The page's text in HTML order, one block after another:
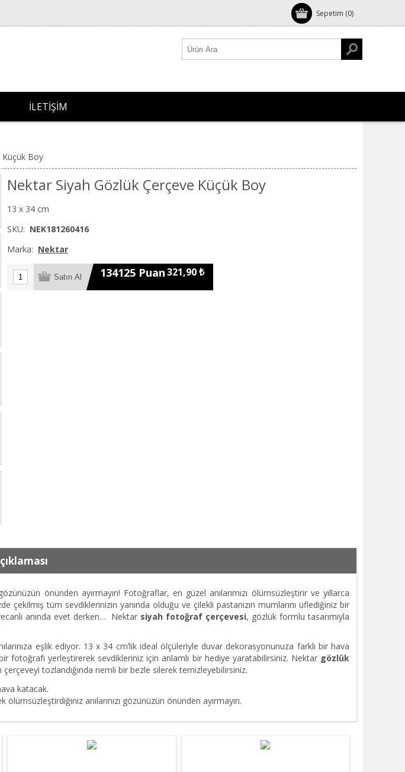
Sepetim (0)
İLETIŞIM
Küçük Boy
Nektar Siyah Gözlük Çerçeve Küçük Boy
13 x 34 cm
SKU: NEK181260416
Marka: Nektar
134125 Puan321,90 ₺
önünden ayırmayın! Fotoğraflar, en güzel anılarımızı ölümsüzleştirir ve yıllarca
çekilmiş tüm sevdiklerinizin yanında olduğu ve çilekli pastanızın mumlarını üflediğiniz bir
anında evet derken… Nektar siyah fotoğraf çerçevesi, gözlük formlu tasarımıyla
eşlik ediyor. 13 x 34 cm’lik ideal ölçüleriyle duvar dekorasyonunuza farklı bir hava
fotoğrafı yerleştirerek sevdikleriniz için anlamlı bir hediye yaratabilirsiniz. Nektar gözlük
tozlandığında nemli bir bezle silerek temizleyebilirsiniz.
katacak.
anılarınızı gözünüzün önünden ayırmayın.